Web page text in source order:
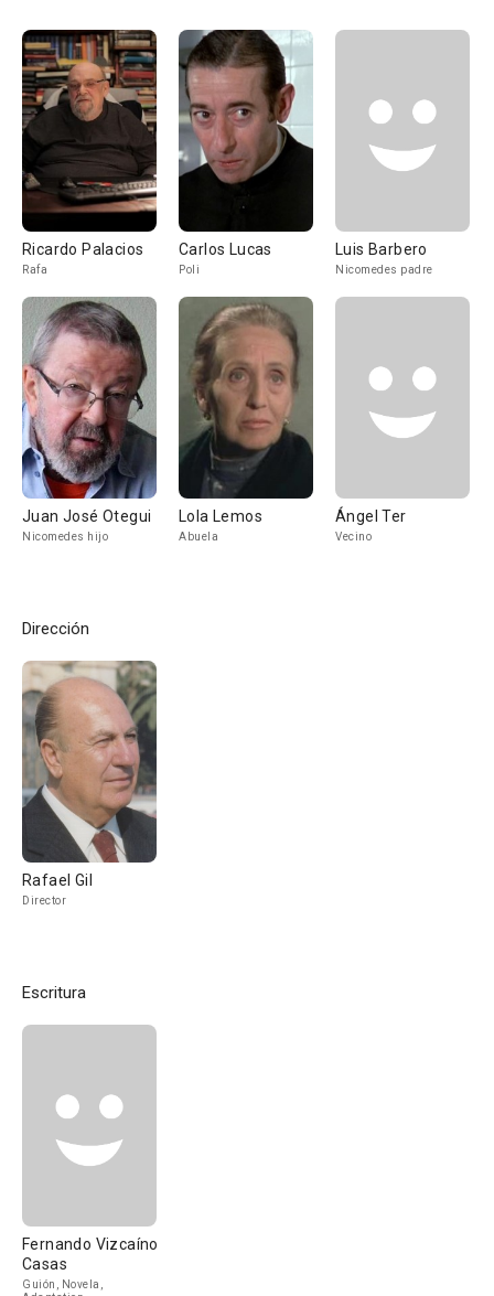
Ricardo Palacios
Rafa
Carlos Lucas
Poli
Luis Barbero
Nicomedes padre
Juan José Otegui
Nicomedes hijo
Lola Lemos
Abuela
Ángel Ter
Vecino
Dirección
Rafael Gil
Director
Escritura
Fernando Vizcaíno
Casas
Guión, Novela,